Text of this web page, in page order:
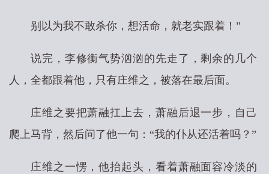
别以为我不敢杀你，想活命，就老实跟着！”
说完，李修衡气势汹汹的先走了，剩余的几个
人，全都跟着他，只有庄维之，被落在最后面。
庄维之要把萧融扛上去，萧融后退一步，自己
爬上马背，然后问了他一句：“我的仆从还活着吗？”
庄维之一愣，他抬起头，看着萧融面容冷淡的